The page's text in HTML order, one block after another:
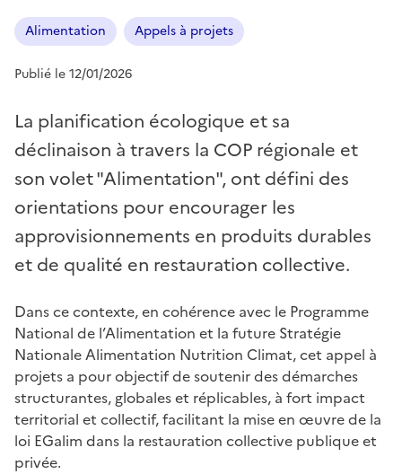
Alimentation Appels à projets
Publié le 12/01/2026
La planification écologique et sa
déclinaison à travers la COP régionale et
son volet "Alimentation", ont défini des
orientations pour encourager les
approvisionnements en produits durables
et de qualité en restauration collective.
Dans ce contexte, en cohérence avec le Programme
National de l’Alimentation et la future Stratégie
Nationale Alimentation Nutrition Climat, cet appel à
projets a pour objectif de soutenir des démarches
structurantes, globales et réplicables, à fort impact
territorial et collectif, facilitant la mise en œuvre de la
loi EGalim dans la restauration collective publique et
privée.